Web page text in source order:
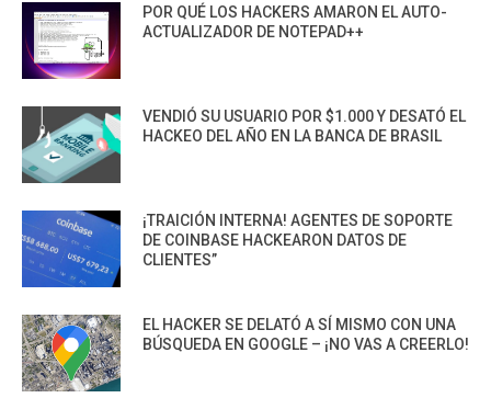
POR QUÉ LOS HACKERS AMARON EL AUTO-
ACTUALIZADOR DE NOTEPAD++
VENDIÓ SU USUARIO POR $1.000 Y DESATÓ EL
HACKEO DEL AÑO EN LA BANCA DE BRASIL
¡TRAICIÓN INTERNA! AGENTES DE SOPORTE
DE COINBASE HACKEARON DATOS DE
CLIENTES”
EL HACKER SE DELATÓ A SÍ MISMO CON UNA
BÚSQUEDA EN GOOGLE – ¡NO VAS A CREERLO!